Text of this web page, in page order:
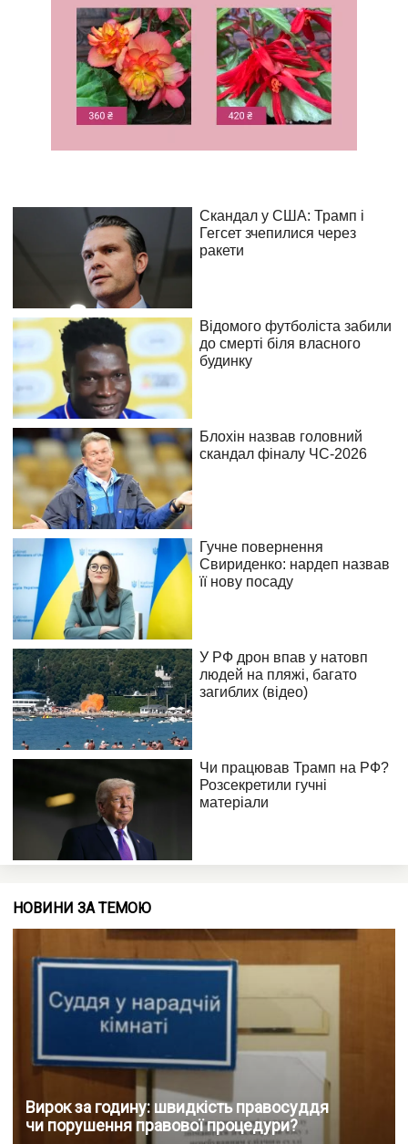
НОВИНИ ЗА ТЕМОЮ
Вирок за годину: швидкість правосуддя
чи порушення правової процедури?